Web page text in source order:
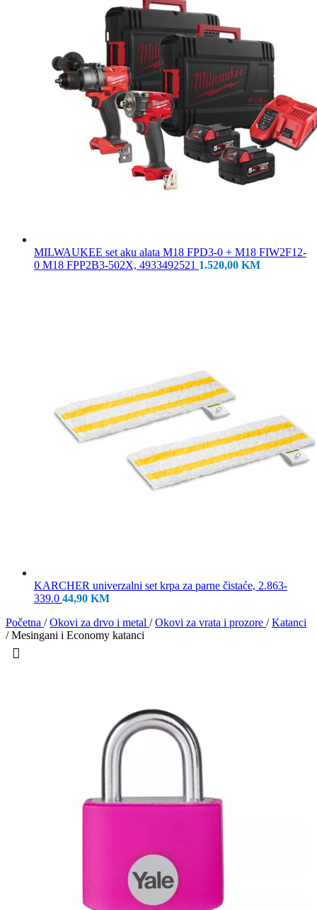
MILWAUKEE set aku alata M18 FPD3-0 + M18 FIW2F12-
0 M18 FPP2B3-502X, 4933492521 1.520,00 KM
KARCHER univerzalni set krpa za parne čistaće, 2.863-
339.0 44,90 KM
Početna / Okovi za drvo i metal / Okovi za vrata i prozore / Katanci
/ Mesingani i Economy katanci